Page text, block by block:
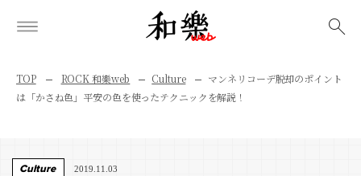
TOP ROCK 和樂web Culture
マンネリコーデ脱却のポイント
は「かさね色」平安の色を使ったテクニックを解説！
Culture 2019.11.03